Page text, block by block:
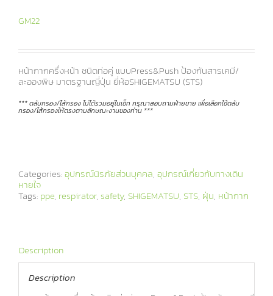
GM22
หน้ากากครึ่งหน้า ชนิดท่อคู่ แบบPress&Push ป้องกันสารเคมี/
ละอองพิษ มาตรฐานญี่ปุ่น ยี่ห้อSHIGEMATSU (STS)
*** ตลับกรอง/ไส้กรอง ไม่ได้รวมอยู่ในเซ็ท กรุณาสอบถามฝ่ายขาย เพื่อเลือกใช้ตลับ
กรอง/ไส้กรองให้ตรงตามลักษณะงานของท่าน ***
Categories:อุปกรณ์นิรภัยส่วนบุคคล, อุปกรณ์เกี่ยวกับทางเดิน
หายใจ
Tags: ppe, respirator, safety, SHIGEMATSU, STS, ฝุ่น, หน้ากาก
Description
Description